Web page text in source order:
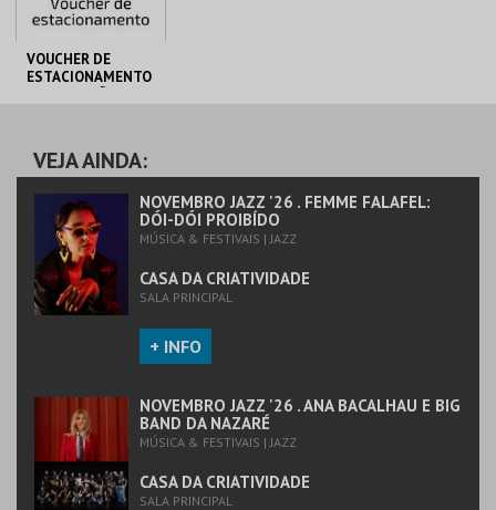
VOUCHER DE
ESTACIONAMENTO
MAIS INFO
COMPRAR
VEJA AINDA:
NOVEMBRO JAZZ '26 . FEMME FALAFEL:
DÓI-DÓI PROIBÍDO
MÚSICA & FESTIVAIS | JAZZ
CASA DA CRIATIVIDADE
SALA PRINCIPAL
+ INFO
NOVEMBRO JAZZ '26 . ANA BACALHAU E BIG
BAND DA NAZARÉ
MÚSICA & FESTIVAIS | JAZZ
CASA DA CRIATIVIDADE
SALA PRINCIPAL